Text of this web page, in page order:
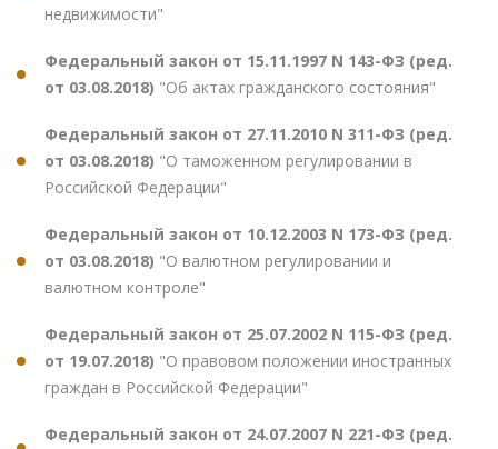
недвижимости"
Федеральный закон от 15.11.1997 N 143-ФЗ (ред.
от 03.08.2018) "Об актах гражданского состояния"
Федеральный закон от 27.11.2010 N 311-ФЗ (ред.
от 03.08.2018) "О таможенном регулировании в
Российской Федерации"
Федеральный закон от 10.12.2003 N 173-ФЗ (ред.
от 03.08.2018) "О валютном регулировании и
валютном контроле"
Федеральный закон от 25.07.2002 N 115-ФЗ (ред.
от 19.07.2018) "О правовом положении иностранных
граждан в Российской Федерации"
Федеральный закон от 24.07.2007 N 221-ФЗ (ред.